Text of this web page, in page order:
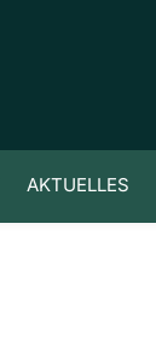
AKTUELLES